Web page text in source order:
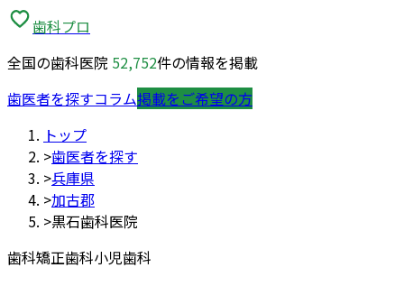
歯科プロ
全国の歯科医院 52,752件の情報を掲載
歯医者を探すコラム掲載をご希望の方
トップ
>歯医者を探す
>兵庫県
>加古郡
>黒石歯科医院
歯科矯正歯科小児歯科